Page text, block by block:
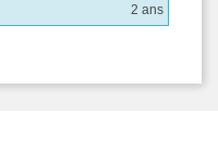
2 ans